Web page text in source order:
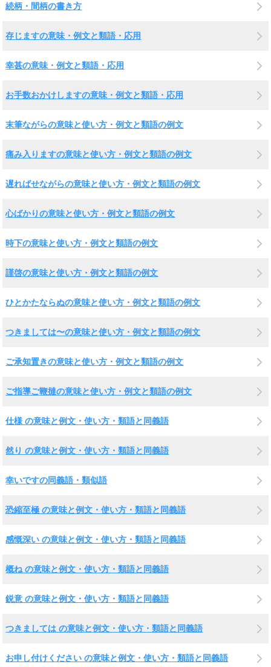
続柄・間柄の書き方
存じますの意味・例文と類語・応用
幸甚の意味・例文と類語・応用
お手数おかけしますの意味・例文と類語・応用
末筆ながらの意味と使い方・例文と類語の例文
痛み入りますの意味と使い方・例文と類語の例文
遅ればせながらの意味と使い方・例文と類語の例文
心ばかりの意味と使い方・例文と類語の例文
時下の意味と使い方・例文と類語の例文
謹啓の意味と使い方・例文と類語の例文
ひとかたならぬの意味と使い方・例文と類語の例文
つきましては〜の意味と使い方・例文と類語の例文
ご承知置きの意味と使い方・例文と類語の例文
ご指導ご鞭撻の意味と使い方・例文と類語の例文
仕様 の意味と例文・使い方・類語と同義語
然り の意味と例文・使い方・類語と同義語
幸いですの同義語・類似語
恐縮至極 の意味と例文・使い方・類語と同義語
感慨深い の意味と例文・使い方・類語と同義語
概ね の意味と例文・使い方・類語と同義語
鋭意 の意味と例文・使い方・類語と同義語
つきましては の意味と例文・使い方・類語と同義語
お申し付けください の意味と例文・使い方・類語と同義語